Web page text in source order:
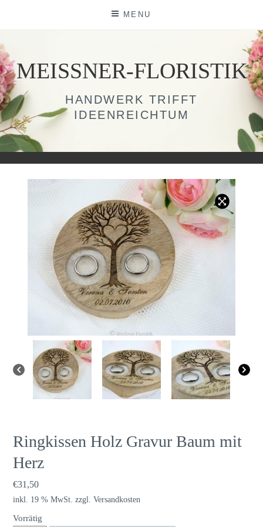
MENU
MEISSNER-FLORISTIK
HANDWERK TRIFFT
IDEENREICHTUM
Ringkissen Holz Gravur Baum mit
Herz
€31,50
inkl. 19 % MwSt. zzgl.Versandkosten
Vorrätig